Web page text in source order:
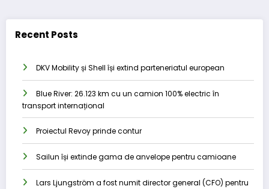
Recent Posts
DKV Mobility și Shell își extind parteneriatul european
Blue River: 26.123 km cu un camion 100% electric în
transport internațional
Proiectul Revoy prinde contur
Sailun își extinde gama de anvelope pentru camioane
Lars Ljungström a fost numit director general (CFO) pentru